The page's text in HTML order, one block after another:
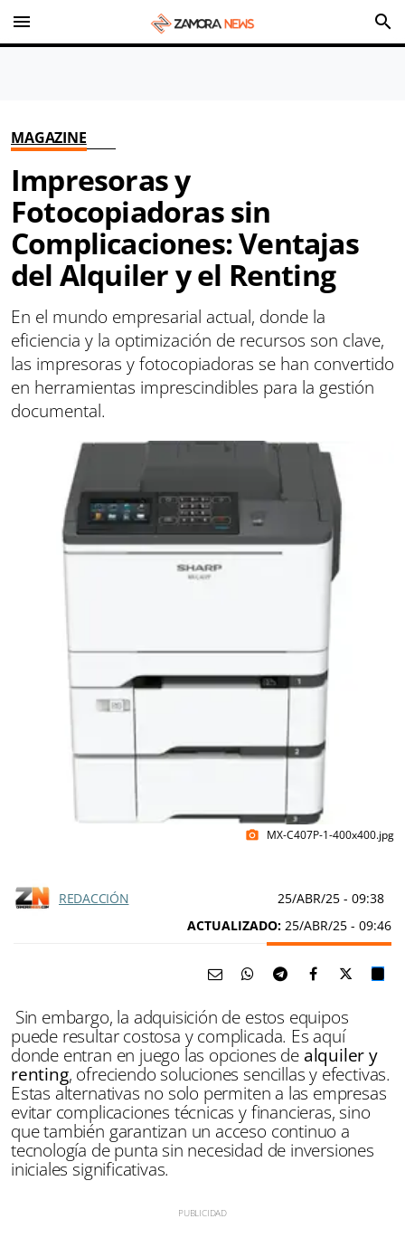
menu search
MAGAZINE
Impresoras y
Fotocopiadoras sin
Complicaciones: Ventajas
del Alquiler y el Renting
En el mundo empresarial actual, donde la
eficiencia y la optimización de recursos son clave,
las impresoras y fotocopiadoras se han convertido
en herramientas imprescindibles para la gestión
documental.
photo_camera MX-C407P-1-400x400.jpg
REDACCIÓN 25/ABR/25 - 09:38
ACTUALIZADO: 25/ABR/25 - 09:46
Sin embargo, la adquisición de estos equipos
puede resultar costosa y complicada. Es aquí
donde entran en juego las opciones de alquiler y
renting, ofreciendo soluciones sencillas y efectivas.
Estas alternativas no solo permiten a las empresas
evitar complicaciones técnicas y financieras, sino
que también garantizan un acceso continuo a
tecnología de punta sin necesidad de inversiones
iniciales significativas.